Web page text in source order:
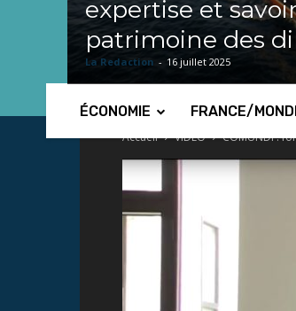
expertise et
patrimoine des
La Redaction - 16 juillet 2025
ÉCONOMIE FRANCE/
Accueil VIDEO COMUNDI :